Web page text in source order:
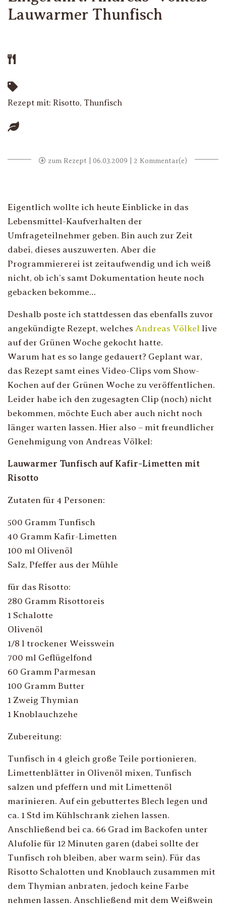
Lauwarmer Thunfisch
Rezept mit: Risotto, Thunfisch
zum Rezept | 06.03.2009 | 2 Kommentar(e)
Eigentlich wollte ich heute Einblicke in das
Lebensmittel-Kaufverhalten der
Umfrageteilnehmer geben. Bin auch zur Zeit
dabei, dieses auszuwerten. Aber die
Programmiererei ist zeitaufwendig und ich weiß
nicht, ob ich’s samt Dokumentation heute noch
gebacken bekomme…
Deshalb poste ich stattdessen das ebenfalls zuvor
angekündigte Rezept, welches Andreas Völkel live
auf der Grünen Woche gekocht hatte.
Warum hat es so lange gedauert? Geplant war,
das Rezept samt eines Video-Clips vom Show-
Kochen auf der Grünen Woche zu veröffentlichen.
Leider habe ich den zugesagten Clip (noch) nicht
bekommen, möchte Euch aber auch nicht noch
länger warten lassen. Hier also – mit freundlicher
Genehmigung von Andreas Völkel:
Lauwarmer Tunfisch auf Kafir-Limetten mit
Risotto
Zutaten für 4 Personen:
500 Gramm Tunfisch
40 Gramm Kafir-Limetten
100 ml Olivenöl
Salz, Pfeffer aus der Mühle
für das Risotto:
280 Gramm Risottoreis
1 Schalotte
Olivenöl
1/8 l trockener Weisswein
700 ml Geflügelfond
60 Gramm Parmesan
100 Gramm Butter
1 Zweig Thymian
1 Knoblauchzehe
Zubereitung:
Tunfisch in 4 gleich große Teile portionieren,
Limettenblätter in Olivenöl mixen, Tunfisch
salzen und pfeffern und mit Limettenöl
marinieren. Auf ein gebuttertes Blech legen und
ca. 1 Std im Kühlschrank ziehen lassen.
Anschließend bei ca. 66 Grad im Backofen unter
Alufolie für 12 Minuten garen (dabei sollte der
Tunfisch roh bleiben, aber warm sein). Für das
Risotto Schalotten und Knoblauch zusammen mit
dem Thymian anbraten, jedoch keine Farbe
nehmen lassen. Anschließend mit dem Weißwein